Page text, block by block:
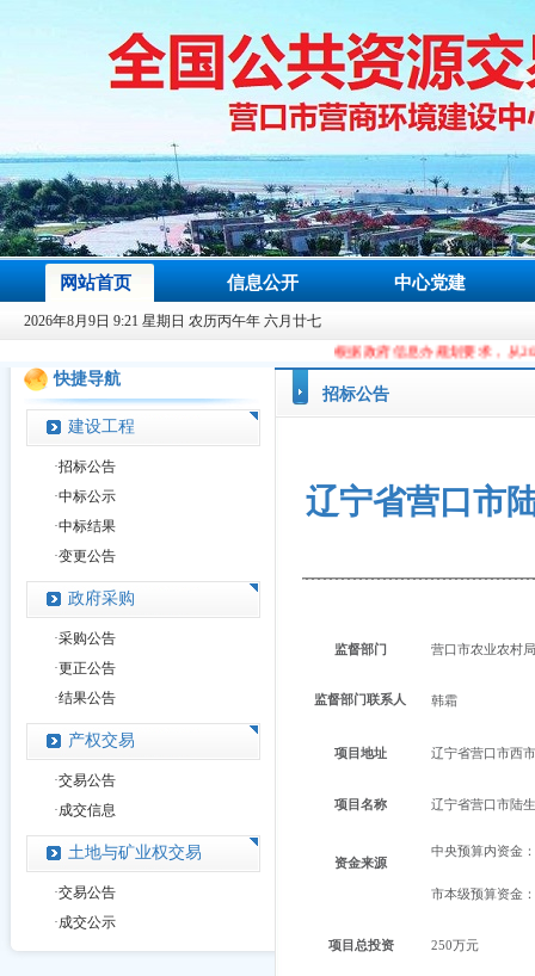
网站首页 信息公开 中心党建
2026年8月9日 9:21 星期日 农历丙午年 六月廿七
根据政府信息办规划要求，从2023年9月9
快捷导航
建设工程
·招标公告
·中标公示
·中标结果
·变更公告
政府采购
·采购公告
·更正公告
·结果公告
产权交易
·交易公告
·成交信息
土地与矿业权交易
·交易公告
·成交公示
招标公告
辽宁省营口市
监督部门 营口市农业农村局
监督部门联系人 韩霜
项目地址 辽宁省营口市西
项目名称 辽宁省营口市陆
资金来源
中央预算内资金：
市本级预算资金：
项目总投资 250万元